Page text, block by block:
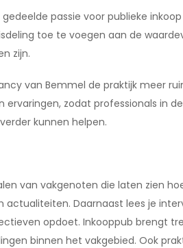
passie voor publieke
toe te voegen aan de
zijn.
van Bemmel de praktijk meer
zodat professionals in
kunnen helpen.
van vakgenoten die laten zien
Daarnaast lees je
opdoet. Inkooppub brengt
binnen het vakgebied. Ook